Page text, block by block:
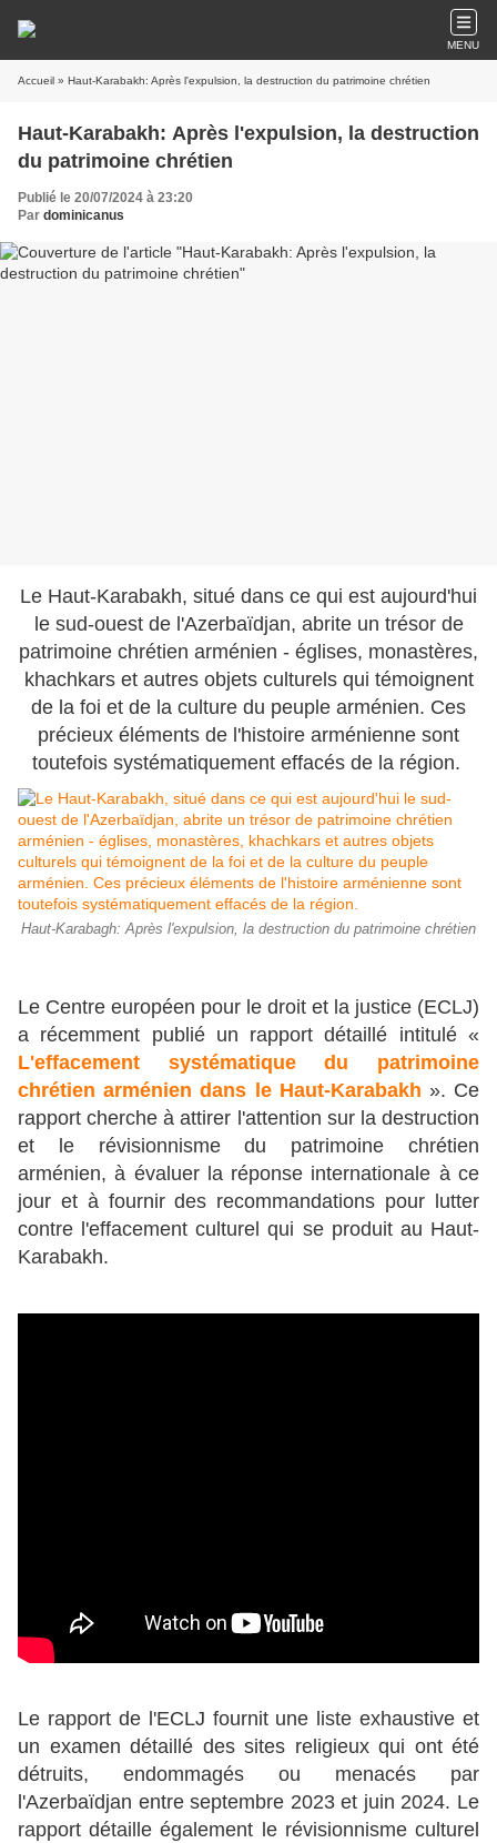
MENU
Accueil » Haut-Karabakh: Après l'expulsion, la destruction du patrimoine chrétien
Haut-Karabakh: Après l'expulsion, la destruction
du patrimoine chrétien
Publié le 20/07/2024 à 23:20
Par dominicanus
Le Haut-Karabakh, situé dans ce qui est aujourd'hui
le sud-ouest de l'Azerbaïdjan, abrite un trésor de
patrimoine chrétien arménien - églises, monastères,
khachkars et autres objets culturels qui témoignent
de la foi et de la culture du peuple arménien. Ces
précieux éléments de l'histoire arménienne sont
toutefois systématiquement effacés de la région.
Haut-Karabagh: Après l'expulsion, la destruction du patrimoine chrétien
Le Centre européen pour le droit et la justice (ECLJ)
a récemment publié un rapport détaillé intitulé «
L'effacement systématique du patrimoine
chrétien arménien dans le Haut-Karabakh ». Ce
rapport cherche à attirer l'attention sur la destruction
et le révisionnisme du patrimoine chrétien
arménien, à évaluer la réponse internationale à ce
jour et à fournir des recommandations pour lutter
contre l'effacement culturel qui se produit au Haut-
Karabakh.
Le rapport de l'ECLJ fournit une liste exhaustive et
un examen détaillé des sites religieux qui ont été
détruits, endommagés ou menacés par
l'Azerbaïdjan entre septembre 2023 et juin 2024. Le
rapport détaille également le révisionnisme culturel